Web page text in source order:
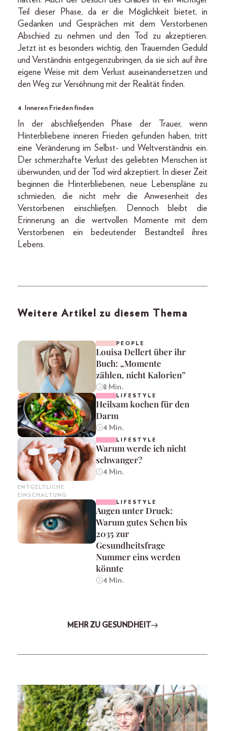
Teil dieser Phase, da er die Möglichkeit bietet, in
Gedanken und Gesprächen mit dem Verstorbenen
Abschied zu nehmen und den Tod zu akzeptieren.
Jetzt ist es besonders wichtig, den Trauernden Geduld
und Verständnis entgegenzubringen, da sie sich auf ihre
eigene Weise mit dem Verlust auseinandersetzen und
den Weg zur Versöhnung mit der Realität finden.
4. Inneren Frieden finden
In der abschließenden Phase der Trauer, wenn
Hinterbliebene inneren Frieden gefunden haben, tritt
eine Veränderung im Selbst- und Weltverständnis ein.
Der schmerzhafte Verlust des geliebten Menschen ist
überwunden, und der Tod wird akzeptiert. In dieser Zeit
beginnen die Hinterbliebenen, neue Lebenspläne zu
schmieden, die nicht mehr die Anwesenheit des
Verstorbenen einschließen. Dennoch bleibt die
Erinnerung an die wertvollen Momente mit dem
Verstorbenen ein bedeutender Bestandteil ihres
Lebens.
Weitere Artikel zu diesem Thema
PEOPLE
Louisa Dellert über ihr
Buch: „Momente
zählen, nicht Kalorien”
8 Min.
LIFESTYLE
Heilsam kochen für den
Darm
4 Min.
ENTGELTLICHE
EINSCHALTUNG
LIFESTYLE
Warum werde ich nicht
schwanger?
4 Min.
LIFESTYLE
Augen unter Druck:
Warum gutes Sehen bis
2035 zur
Gesundheitsfrage
Nummer eins werden
könnte
4 Min.
MEHR ZU GESUNDHEIT